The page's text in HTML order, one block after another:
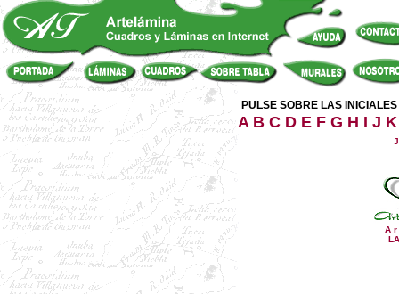
PULSE SOBRE LAS
A B C D E F G H I J K
A r